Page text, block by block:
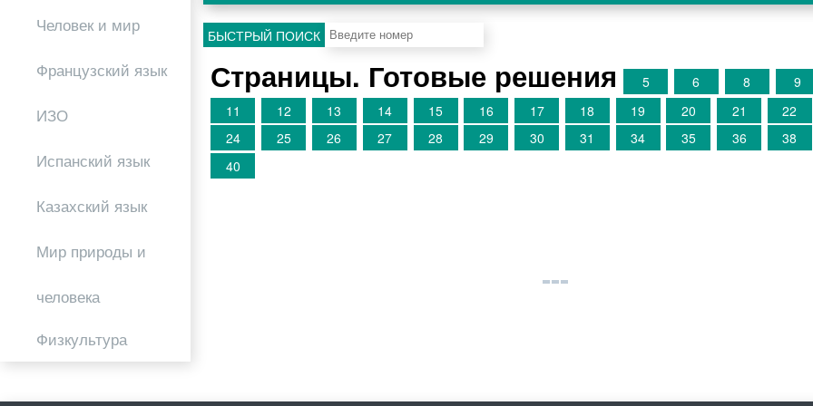
Человек и мир
Французский язык
ИЗО
Испанский язык
Казахский язык
Мир природы и
человека
Физкультура
БЫСТРЫЙ ПОИСК
Страницы. Готовые решения 5 6 8 9
11
12 13 14 15 16 17 18 19 20 21 22
24
25 26 27 28 29 30 31 34 35 36 38
40